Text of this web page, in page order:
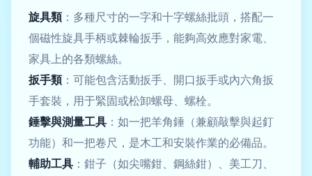
旋具類：多種尺寸的一字和十字螺絲批頭，搭配一
個磁性旋具手柄或棘輪扳手，能夠高效應對家電、
家具上的各類螺絲。
扳手類：可能包含活動扳手、開口扳手或內六角扳
手套裝，用于緊固或松卸螺母、螺栓。
錘擊與測量工具 ：如一把羊角錘（兼顧敲擊與起釘
功能）和一把卷尺，是木工和安裝作業的必備品。
輔助工具 ：鉗子（如尖嘴鉗、鋼絲鉗）、美工刀、